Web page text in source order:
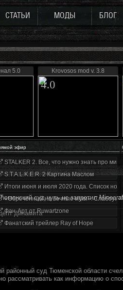
СТАТЬИ МОДЫ БЛОГ
5.0 Krovosos mod v. 3.8
4.0
эфир
STALKER 2. Все, что нужно знать про
S.T.A.L.K.E.R. 2 Картина Маслом
Итоги июня и июля 2020 года. Список
«Обречённый на вечные муки».
Фан-Арт от Ruwartzone
Фанатский трейлер Ray of Hope
Тюменский суд чуть не запретил
динамита
районный суд Тюменской области
рассматривать как информацию о